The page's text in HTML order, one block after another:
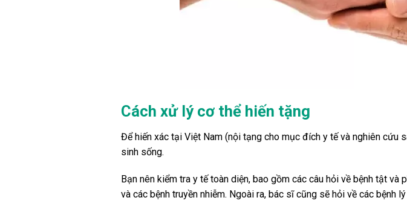
Cách xử lý cơ thể hiến tặng
Để hiến xác tại Việt Nam (nội tạng cho mục đích y tế và nghiên
sinh sống.
Bạn nên kiểm tra y tế toàn diện, bao gồm các câu hỏi về bệnh tật
và các bệnh truyền nhiễm. Ngoài ra, bác sĩ cũng sẽ hỏi về các bệnh